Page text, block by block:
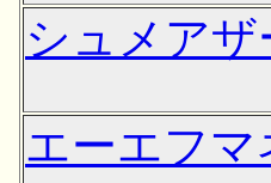
シュメア
エーエフ